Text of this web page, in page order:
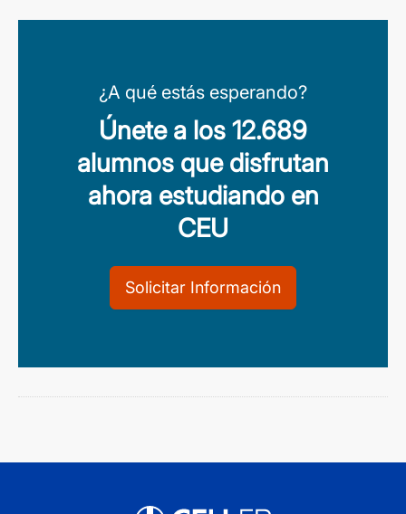
¿A qué estás esperando?
Únete a los 12.689
alumnos que disfrutan
ahora estudiando en
CEU
Solicitar Información